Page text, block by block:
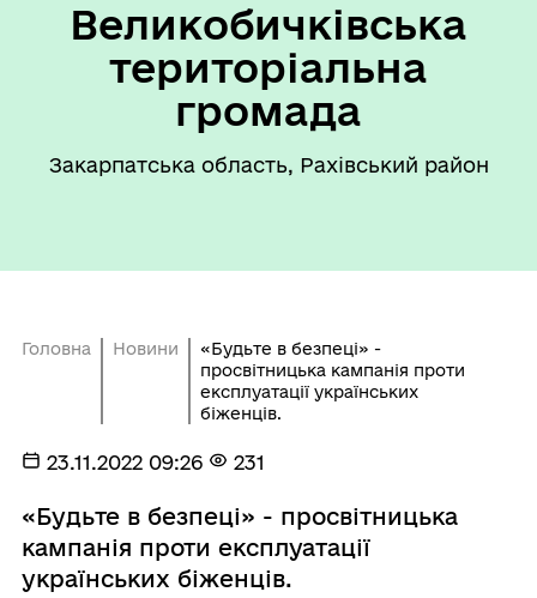
Великобичківська
територіальна
громада
Закарпатська область, Рахівський район
Головна Новини
«Будьте в безпеці» -
просвітницька кампанія проти
експлуатації українських
біженців.
23.11.2022 09:26 231
«Будьте в безпеці» - просвітницька
кампанія проти експлуатації
українських біженців.